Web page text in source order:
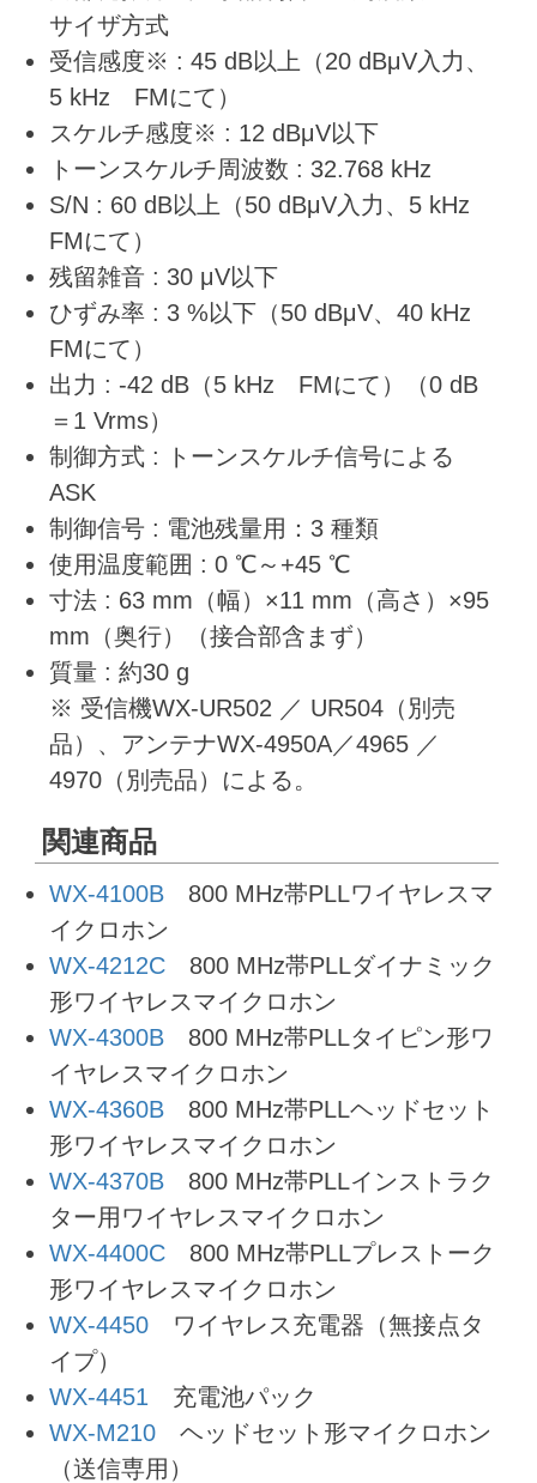
サイザ方式
受信感度※ : 45 dB以上（20 dBμV入力、
5 kHz FMにて）
スケルチ感度※ : 12 dBμV以下
トーンスケルチ周波数 : 32.768 kHz
S/N : 60 dB以上（50 dBμV入力、5 kHz
FMにて）
残留雑音 : 30 μV以下
ひずみ率 : 3 %以下（50 dBμV、40 kHz
FMにて）
出力 : -42 dB（5 kHz FMにて）（0 dB
＝1 Vrms）
制御方式 : トーンスケルチ信号による
ASK
制御信号 : 電池残量用：3 種類
使用温度範囲 : 0 ℃～+45 ℃
寸法 : 63 mm（幅）×11 mm（高さ）×95
mm（奥行）（接合部含まず）
質量 : 約30 g
※ 受信機WX-UR502 ／ UR504（別売
品）、アンテナWX-4950A／4965 ／
4970（別売品）による。
関連商品
WX-4100B800 MHz帯PLLワイヤレスマ
イクロホン
WX-4212C800 MHz帯PLLダイナミック
形ワイヤレスマイクロホン
WX-4300B800 MHz帯PLLタイピン形ワ
イヤレスマイクロホン
WX-4360B800 MHz帯PLLヘッドセット
形ワイヤレスマイクロホン
WX-4370B800 MHz帯PLLインストラク
ター用ワイヤレスマイクロホン
WX-4400C800 MHz帯PLLプレストーク
形ワイヤレスマイクロホン
WX-4450ワイヤレス充電器（無接点タ
イプ）
WX-4451 充電池パック
WX-M210ヘッドセット形マイクロホン
（送信専用）